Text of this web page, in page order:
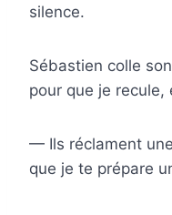
silence.
Sébastien colle
pour que je recule,
— Ils réclament
que je te prépare